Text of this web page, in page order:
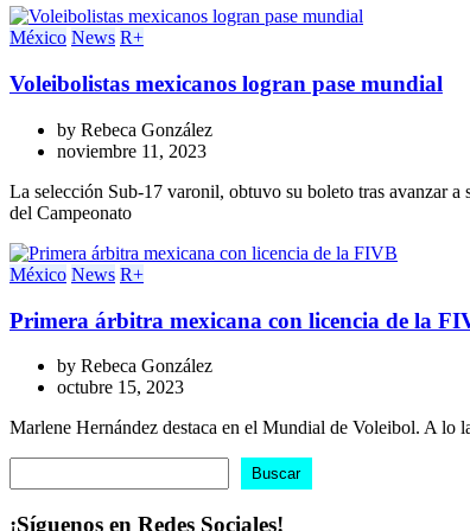
México News R+
Voleibolistas mexicanos logran pase mundial
by Rebeca González
noviembre 11, 2023
La selección Sub-17 varonil, obtuvo su boleto tras avanzar
del Campeonato
México News R+
Primera árbitra mexicana con licencia de la
by Rebeca González
octubre 15, 2023
Marlene Hernández destaca en el Mundial de Voleibol. A lo
Buscar
¡Síguenos en Redes Sociales!